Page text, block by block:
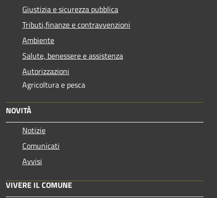
Giustizia e sicurezza pubblica
Tributi,finanze e contravvenzioni
Ambiente
Salute, benessere e assistenza
Autorizzazioni
Agricoltura e pesca
NOVITÀ
Notizie
Comunicati
Avvisi
VIVERE IL COMUNE